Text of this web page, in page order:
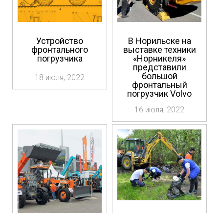
Устройство
фронтального
погрузчика
18 июля, 2022
В Норильске на
выставке техники
«Норникеля»
представили
большой
фронтальный
погрузчик Volvo
16 июля, 2022